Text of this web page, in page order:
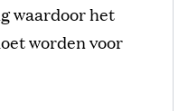
waardoor het
worden voor